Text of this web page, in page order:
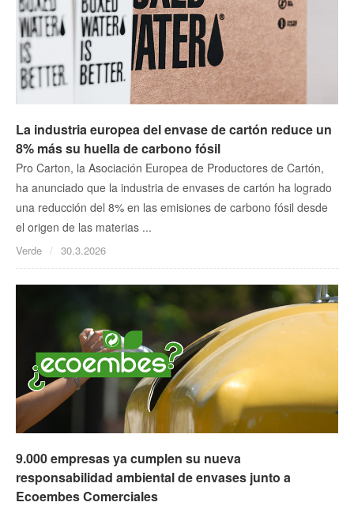
La industria europea del envase de cartón reduce un
8% más su huella de carbono fósil
Pro Carton, la Asociación Europea de Productores de Cartón,
ha anunciado que la industria de envases de cartón ha logrado
una reducción del 8% en las emisiones de carbono fósil desde
el origen de las materias ...
Verde 30.3.2026
9.000 empresas ya cumplen su nueva
responsabilidad ambiental de envases junto a
Ecoembes Comerciales